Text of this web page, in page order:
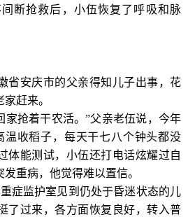
断抢救后，小伍恢复了呼吸和脉
省安庆市的父亲得知儿子出事，花
赶来。
家抢着干农活。”父亲老伍说，今年
收稻子，每天干七八个钟头都没
体能测试，小伍还打电话炫耀过自
重病，他觉得难以置信。
症监护室见到仍处于昏迷状态的儿
了过来，各方面恢复良好，转入普